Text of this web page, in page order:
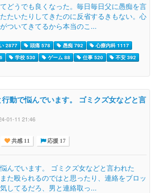
どうでも良くなった。毎日毎日父に愚痴を言
たいたりしてきたのに反省するきもない。心
ついてきてるから本当のこ...
2877 頭痛 578 愚痴 792
心療内科 1117
学校 530 ゲーム 88 仕事 520
不安 392
動で悩んでいます。 ゴミクズ女などと言
01-11 21:46
共感 11 応援 17
んでいます。 ゴミクズ女などと言われた
た殴られるのではと思ったり、連絡をブロッ
してるだろ、男と連絡取っ...